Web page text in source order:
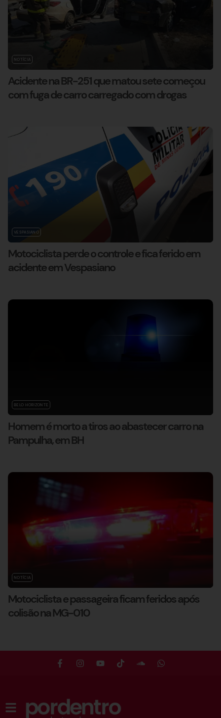
NOTÍCIA
Acidente na BR-251 que matou sete começou
com fuga de carro carregado com drogas
VESPASIANO
Motociclista perde o controle e fica ferido em
acidente em Vespasiano
BELO HORIZONTE
Homem é morto a tiros ao abastecer carro na
Pampulha, em BH
NOTÍCIA
Motociclista e passageira ficam feridos após
colisão na MG-010